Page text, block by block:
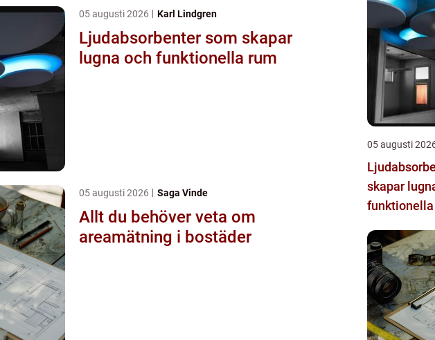
05 augusti 2026 Karl Lindgren
Ljudabsorbenter som skapar
lugna och funktionella rum
05 augusti 2026 Saga Vinde
Allt du behöver veta om
areamätning i bostäder
05 augusti
skapar